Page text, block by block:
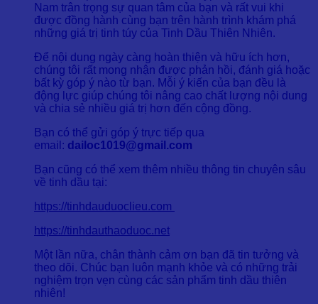
Nam trân trọng sự quan tâm của bạn và rất vui khi
được đồng hành cùng bạn trên hành trình khám phá
những giá trị tinh túy của Tinh Dầu Thiên Nhiên.
Để nội dung ngày càng hoàn thiện và hữu ích hơn,
chúng tôi rất mong nhận được phản hồi, đánh giá hoặc
bất kỳ góp ý nào từ bạn. Mỗi ý kiến của bạn đều là
động lực giúp chúng tôi nâng cao chất lượng nội dung
và chia sẻ nhiều giá trị hơn đến cộng đồng.
Bạn có thể gửi góp ý trực tiếp qua
email: dailoc1019@gmail.com
Bạn cũng có thể xem thêm nhiều thông tin chuyên sâu
về tinh dầu tại:
https://tinhdauduoclieu.com
https://tinhdauthaoduoc.net
Một lần nữa, chân thành cảm ơn bạn đã tin tưởng và
theo dõi. Chúc bạn luôn mạnh khỏe và có những trải
nghiệm trọn vẹn cùng các sản phẩm tinh dầu thiên
nhiên!